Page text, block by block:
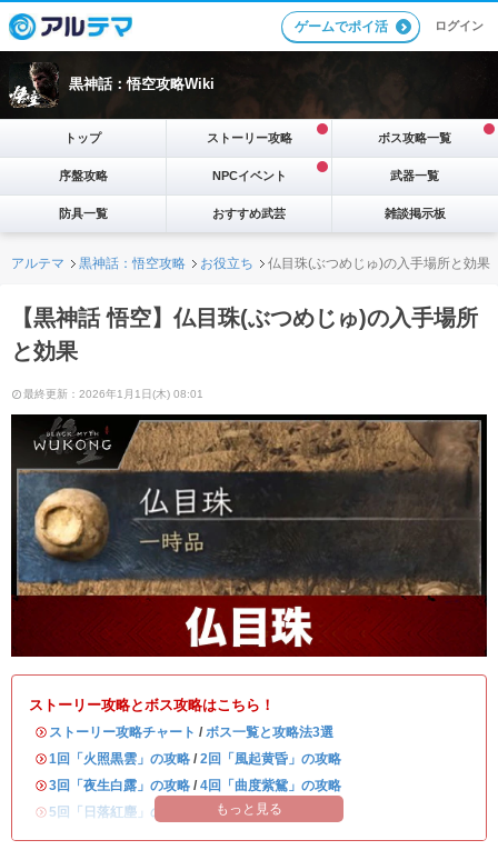
ゲームでポイ活 ログイン
黒神話：悟空攻略Wiki
トップ ストーリー攻略 ボス攻略一覧
序盤攻略 NPCイベント 武器一覧
防具一覧 おすすめ武芸 雑談掲示板
アルテマ 黒神話：悟空攻略 お役立ち 仏目珠(ぶつめじゅ)の入手場所と効果
【黒神話 悟空】仏目珠(ぶつめじゅ)の入手場所
と効果
最終更新：2026年1月1日(木) 08:01
ストーリー攻略とボス攻略はこちら！
・ ストーリー攻略チャート / ボス一覧と攻略法3選
・1回「火照黒雲」の攻略 / 2回「風起黄昏」の攻略
・3回「夜生白露」の攻略 / 4回「曲度紫鴛」の攻略
・ 5回「日落紅塵」の攻略 6回「未竟」の攻略
もっと見る